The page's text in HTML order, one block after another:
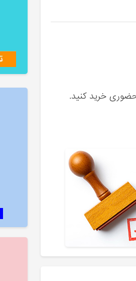
حضوری خرید کنید.